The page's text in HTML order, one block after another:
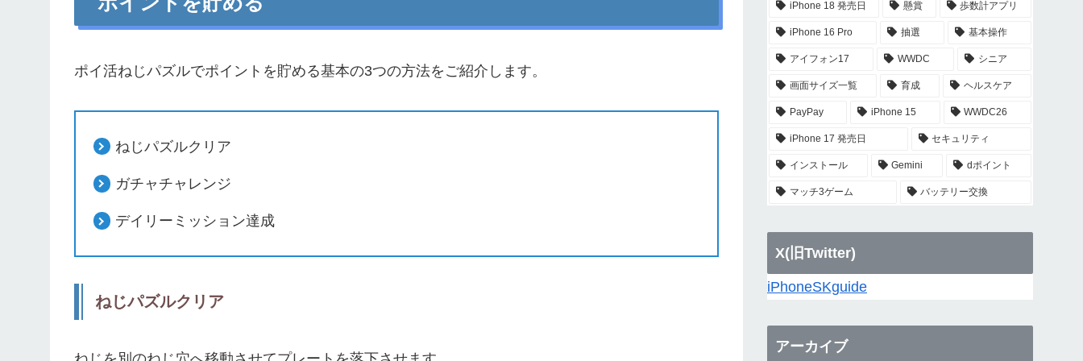
ポイ活ねじパズルでポイントを貯める基本の3つの方法をご紹介します。
ねじパズルクリア
ガチャチャレンジ
デイリーミッション達成
ねじパズルクリア
iPhone 18 発売日 懸賞 歩数計アプリ
iPhone 16 Pro 抽選 基本操作
アイフォン17 WWDC シニア
画面サイズ一覧 育成 ヘルスケア
PayPay iPhone 15 WWDC26
iPhone 17 発売日 セキュリティ
インストール Gemini dポイント
マッチ3ゲーム バッテリー交換
X(旧Twitter)
iPhoneSKguide
アーカイブ